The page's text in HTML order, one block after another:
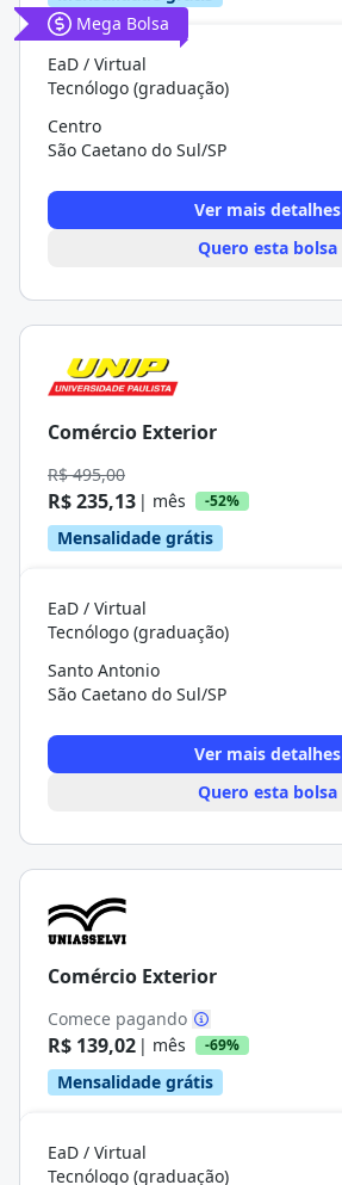
Mega Bolsa
EaD / Virtual
Tecnólogo (graduação)
Centro
São Caetano do Sul/SP
Ver mais detalhes
Quero esta bolsa
Comércio Exterior
R$ 495,00
R$ 235,13 | mês -52%
Mensalidade grátis
EaD / Virtual
Tecnólogo (graduação)
Santo Antonio
São Caetano do Sul/SP
Ver mais detalhes
Quero esta bolsa
Comércio Exterior
Comece pagando
R$ 139,02 | mês -69%
Mensalidade grátis
EaD / Virtual
Tecnólogo (graduação)